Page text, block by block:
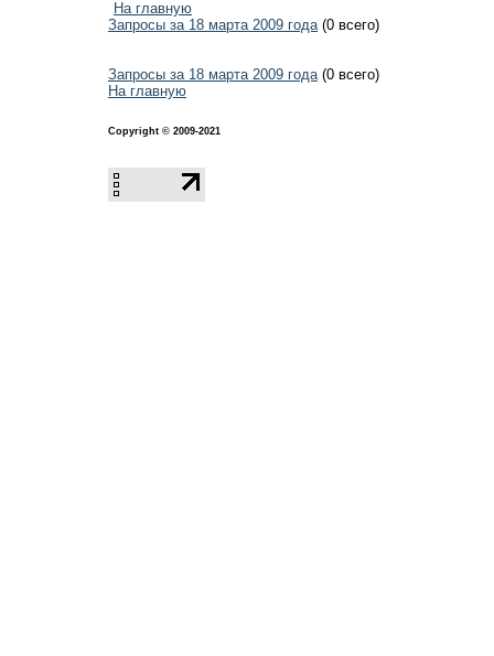
На главную
Запросы за 18 марта 2009 года(0 всего)
Запросы за 18 марта 2009 года(0 всего)
На главную
Copyright © 2009-2021